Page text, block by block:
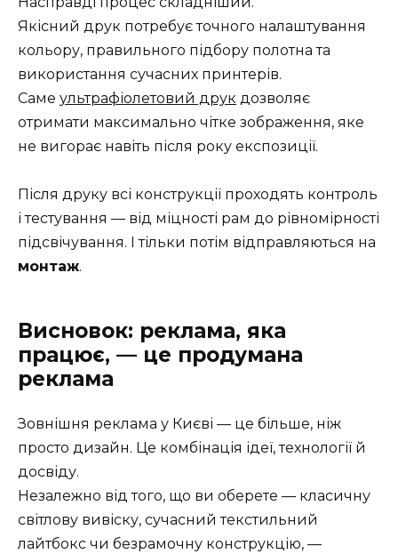
Якісний друк потребує точного налаштування
кольору, правильного підбору полотна та
використання сучасних принтерів.
Саме ультрафіолетовий друк дозволяє
отримати максимально чітке зображення, яке
не вигорає навіть після року експозиції.
Після друку всі конструкції проходять контроль
і тестування — від міцності рам до рівномірності
підсвічування. І тільки потім відправляються на
монтаж.
Висновок: реклама, яка
працює, — це продумана
реклама
Зовнішня реклама у Києві — це більше, ніж
просто дизайн. Це комбінація ідеї, технології й
досвіду.
Незалежно від того, що ви оберете — класичну
світлову вивіску, сучасний текстильний
лайтбокс чи безрамочну конструкцію, —